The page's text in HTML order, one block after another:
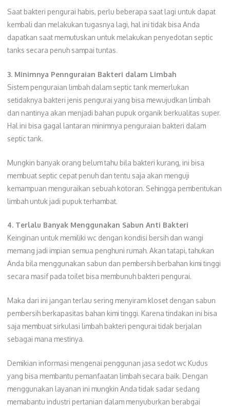
Saat bakteri pengurai habis, perlu beberapa saat lagi untuk dapat
kembali dan melakukan tugasnya lagi, hal ini tidak bisa Anda
dapatkan saat memutuskan untuk melakukan penyedotan septic
tanks secara penuh sampai tuntas.
3. Minimnya Pennguraian Bakteri dalam Limbah
Sistem penguraian limbah dalam septic tank memerlukan
setidaknya bakteri jenis pengurai yang bisa mewujudkan limbah
dan nantinya akan menjadi bahan pupuk organik berkualitas super.
Hal ini bisa gagal lantaran minimnya penguraian bakteri dalam
septic tank.
Mungkin banyak orang belum tahu bila bakteri kurang, ini bisa
membuat septic cepat penuh dan tentu saja akan menguji
kemampuan menguraikan sebuah kotoran. Sehingga pembentukan
limbah untuk jadi pupuk terhambat.
4. Terlalu Banyak Menggunakan Sabun Anti Bakteri
Keinginan untuk memiliki wc dengan kondisi bersih dan wangi
memang jadi impian semua penghuni rumah. Akan tatapi, tahukan
Anda bila menggunakan sabun dan pembersih berbahan kimi tinggi
secara masif pada toilet bisa membunuh bakteri pengurai.
Maka dari ini jangan terlau sering menyiram kloset dengan sabun
pembersih berkapasitas bahan kimi tinggi. Karena tindakan ini bisa
saja membuat sirkulasi limbah bakteri pengurai tidak berjalan
sebagai mana mestinya.
Demikian informasi mengenai penggunan jasa sedot wc Kudus
yang bisa membantu pemanfaatan limbah secara baik. Dengan
menggunakan layanan ini mungkin Anda tidak sadar sedang
memabantu industri pertanian dalam menyuburkan berabgai